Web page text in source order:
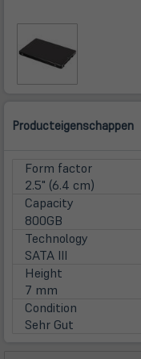
Producteigenschappen
Form factor
2.5" (6.4 cm)
Capacity
800GB
Technology
SATA III
Height
7 mm
Condition
Sehr Gut